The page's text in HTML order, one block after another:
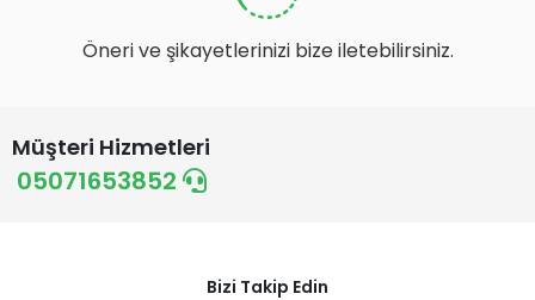
Öneri ve şikayetlerinizi bize iletebilirsiniz.
Müşteri Hizmetleri
05071653852
Bizi Takip Edin